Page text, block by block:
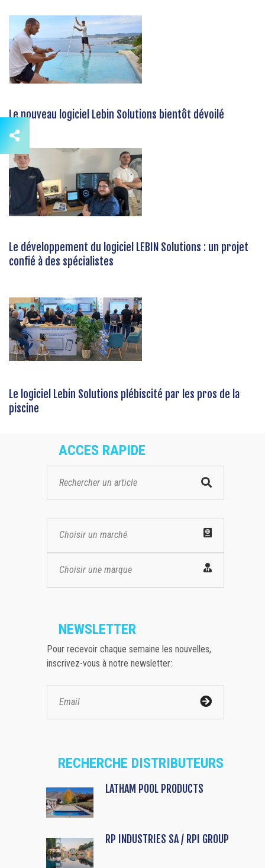
Le nouveau logiciel Lebin Solutions bientôt dévoilé
Le développement du logiciel LEBIN Solutions : un projet
confié à des spécialistes
Le logiciel Lebin Solutions plébiscité par les pros de la
piscine
ACCES RAPIDE
Choisir un marché
Choisir une marque
NEWSLETTER
Pour recevoir chaque semaine les nouvelles,
inscrivez-vous à notre newsletter:
RECHERCHE DISTRIBUTEURS
LATHAM POOL PRODUCTS
RP INDUSTRIES SA / RPI GROUP